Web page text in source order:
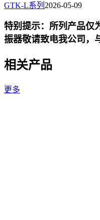
GTK-L系列 2026-05-09
特别提示：所列产品仅
振器敬请致电我公司，
相关产品
更多